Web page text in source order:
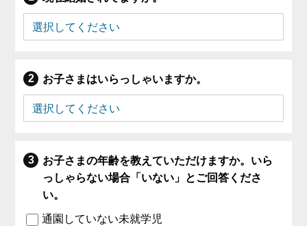
お子さまはいらっしゃいますか。
お子さまの年齢を教えていただけますか。いら
っしゃらない場合「いない」とご回答くださ
い。
通園していない未就学児